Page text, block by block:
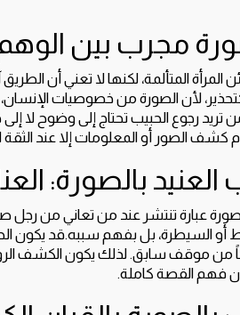
مجرب بين
المتألمة، لكنها لا تعني أن
لأن الصورة من خصوصيات
تريد رجوع الحبيب تحتاج إلى وضوح لا
الصور أو المعلومات إلا عند الثقة
العنيد بالصورة:
عبارة تنتشر عند من تعاني من
أو السيطرة، بل بفهم سببه.قد يكون
من موقف سابق. لذلك يكون الكشف
فهم القصة كاملة.